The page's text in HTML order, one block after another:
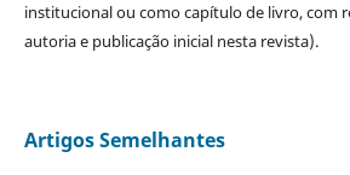
institucional ou como capítulo de livro, com
autoria e publicação inicial nesta revista).
Artigos Semelhantes